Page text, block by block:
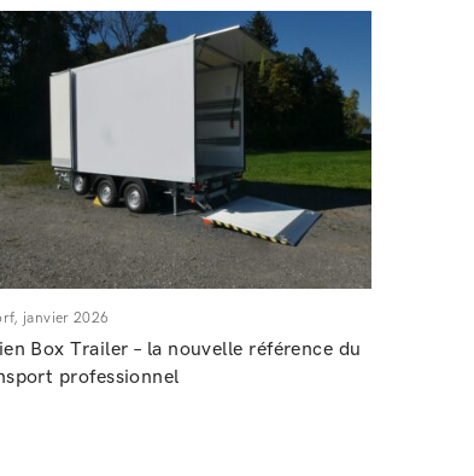
janvier 2026
Box Trailer – la nouvelle référence du
professionnel